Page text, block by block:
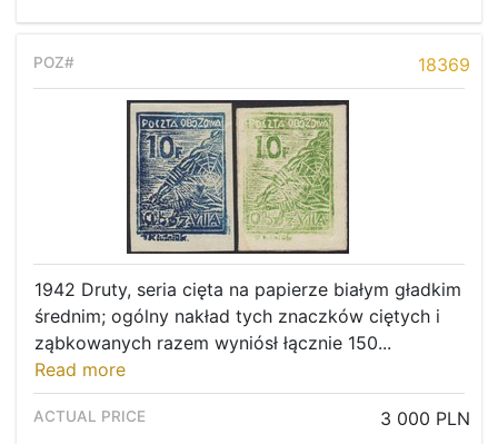
18369
1942 Druty, seria cięta na papierze białym gładkim
średnim; ogólny nakład tych znaczków ciętych i
ząbkowanych razem wyniósł łącznie 150...
Read more
3 000 PLN